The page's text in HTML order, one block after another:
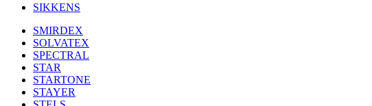
SIKKENS
SMIRDEX
SOLVATEX
SPECTRAL
STAR
STARTONE
STAYER